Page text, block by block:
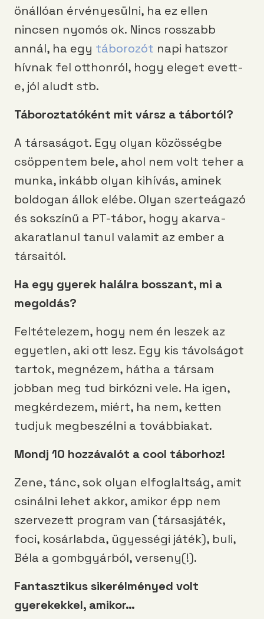
önállóan érvényesülni, ha ez ellen
nincsen nyomós ok. Nincs rosszabb
annál, ha egy táborozót napi hatszor
hívnak fel otthonról, hogy eleget evett-
e, jól aludt stb.
Táboroztatóként mit vársz a tábortól?
A társaságot. Egy olyan közösségbe
csöppentem bele, ahol nem volt teher a
munka, inkább olyan kihívás, aminek
boldogan állok elébe. Olyan szerteágazó
és sokszínű a PT-tábor, hogy akarva-
akaratlanul tanul valamit az ember a
társaitól.
Ha egy gyerek halálra bosszant, mi a
megoldás?
Feltételezem, hogy nem én leszek az
egyetlen, aki ott lesz. Egy kis távolságot
tartok, megnézem, hátha a társam
jobban meg tud birkózni vele. Ha igen,
megkérdezem, miért, ha nem, ketten
tudjuk megbeszélni a továbbiakat.
Mondj 10 hozzávalót a cool táborhoz!
Zene, tánc, sok olyan elfoglaltság, amit
csinálni lehet akkor, amikor épp nem
szervezett program van (társasjáték,
foci, kosárlabda, ügyességi játék), buli,
Béla a gombgyárból, verseny(!).
Fantasztikus sikerélményed volt
gyerekekkel, amikor…